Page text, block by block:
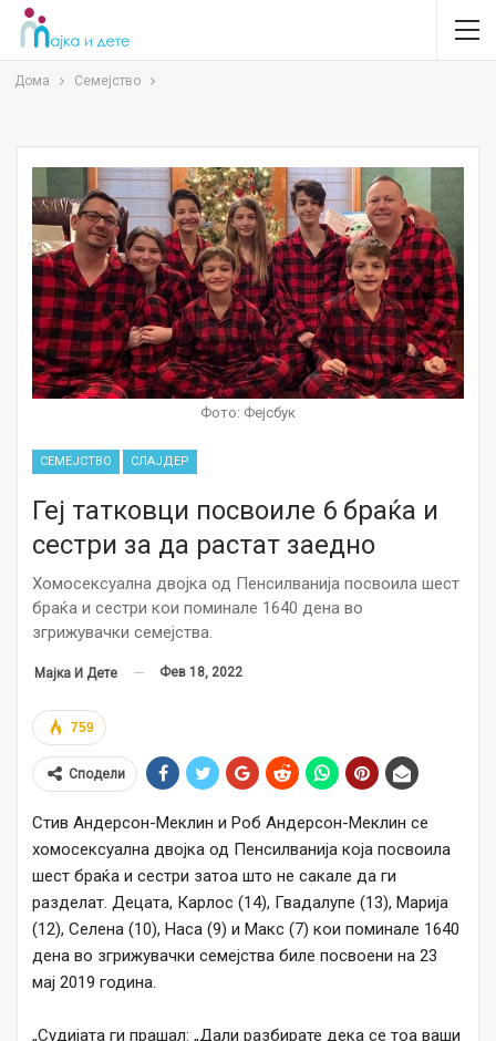
Дома Семејство
Фото: Фејсбук
СЕМЕЈСТВО СЛАЈДЕР
Геј татковци посвоиле 6 браќа и
сестри за да растат заедно
Хомосексуална двојка од Пенсилванија посвоила шест
браќа и сестри кои поминале 1640 дена во
згрижувачки семејства.
Мајка И Дете Фев 18, 2022
759
Сподели
Стив Андерсон-Меклин и Роб Андерсон-Меклин се
хомосексуална двојка од Пенсилванија која посвоила
шест браќа и сестри затоа што не сакале да ги
разделат. Децата, Карлос (14), Гвадалупе (13), Марија
(12), Селена (10), Наса (9) и Макс (7) кои поминале 1640
дена во згрижувачки семејства биле посвоени на 23
мај 2019 година.
„Судијата ги прашал: „Дали разбирате дека се тоа ваши